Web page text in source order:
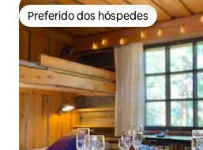
Preferido dos hóspedes
Preferido dos hóspedes